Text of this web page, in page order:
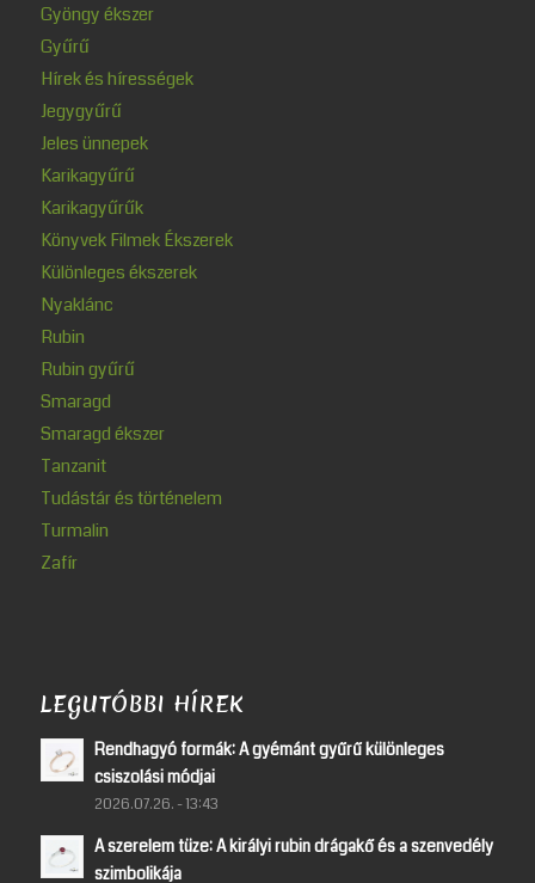
Gyöngy ékszer
Gyűrű
Hírek és hírességek
Jegygyűrű
Jeles ünnepek
Karikagyűrű
Karikagyűrűk
Könyvek Filmek Ékszerek
Különleges ékszerek
Nyaklánc
Rubin
Rubin gyűrű
Smaragd
Smaragd ékszer
Tanzanit
Tudástár és történelem
Turmalin
Zafír
LEGUTÓBBI HÍREK
Rendhagyó formák: A gyémánt gyűrű különleges
csiszolási módjai
2026.07.26. - 13:43
A szerelem tüze: A királyi rubin drágakő és a szenvedély
szimbolikája